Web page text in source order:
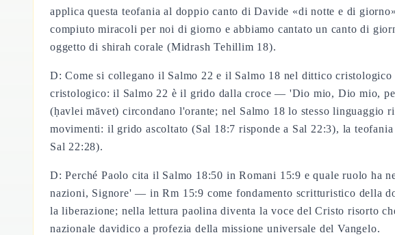
applica questa teofania al doppio canto di Davide «di notte e di
compiuto miracoli per noi di giorno e abbiamo cantato un canto di
oggetto di shirah corale (Midrash Tehillim 18).
D: Come si collegano il Salmo 22 e il Salmo 18 nel dittico
cristologico: il Salmo 22 è il grido dalla croce — 'Dio mio, Dio mio,
(ḥavlei māvet) circondano l'orante; nel Salmo 18 lo stesso linguaggio
movimenti: il grido ascoltato (Sal 18:7 risponde a Sal 22:3), la
Sal 22:28).
D: Perché Paolo cita il Salmo 18:50 in Romani 15:9 e quale ruolo ha
nazioni, Signore' — in Rm 15:9 come fondamento scritturistico della
la liberazione; nella lettura paolina diventa la voce del Cristo risorto
nazionale davidico a profezia della missione universale del Vangelo.